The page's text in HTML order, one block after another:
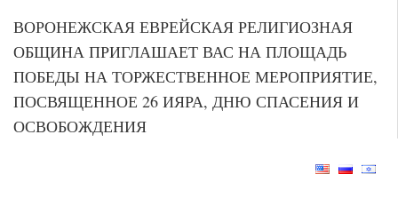
ВОРОНЕЖСКАЯ ЕВРЕЙСКАЯ РЕЛИГИОЗНАЯ
ОБЩИНА ПРИГЛАШАЕТ ВАС НА ПЛОЩАДЬ
ПОБЕДЫ НА ТОРЖЕСТВЕННОЕ МЕРОПРИЯТИЕ,
ПОСВЯЩЕННОЕ 26 ИЯРА, ДНЮ СПАСЕНИЯ И
ОСВОБОЖДЕНИЯ